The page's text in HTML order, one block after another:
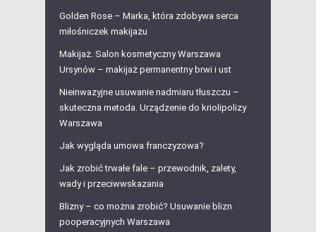
Golden Rose – Marka, która zdobywa serca
miłośniczek makijażu
Makijaż. Salon kosmetyczny Warszawa
Ursynów – makijaż permanentny brwi i ust
Nieinwazyjne usuwanie nadmiaru tłuszczu –
skuteczna metoda. Urządzenie do kriolipolizy
Warszawa
Jak wygląda umowa franczyzowa?
Jak zrobić trwałe fale – przewodnik, zalety,
wady i przeciwwskazania
Blizny – co można zrobić? Usuwanie blizn
pooperacyjnych Warszawa